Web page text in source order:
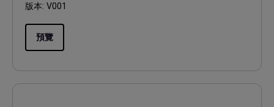
版本: V001
預覽